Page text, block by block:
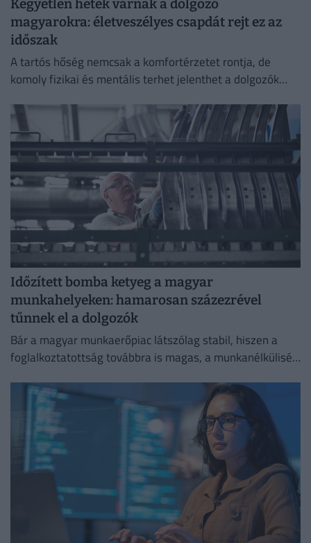
Kegyetlen hetek várnak a dolgozó
magyarokra: életveszélyes csapdát rejt ez az
időszak
A tartós hőség nemcsak a komfortérzetet rontja, de
komoly fizikai és mentális terhet jelenthet a dolgozók
Időzített bomba ketyeg a magyar
munkahelyeken: hamarosan százezrével
tűnnek el a dolgozók
Bár a magyar munkaerőpiac látszólag stabil, hiszen a
foglalkoztatottság továbbra is magas, a munkanélküliség